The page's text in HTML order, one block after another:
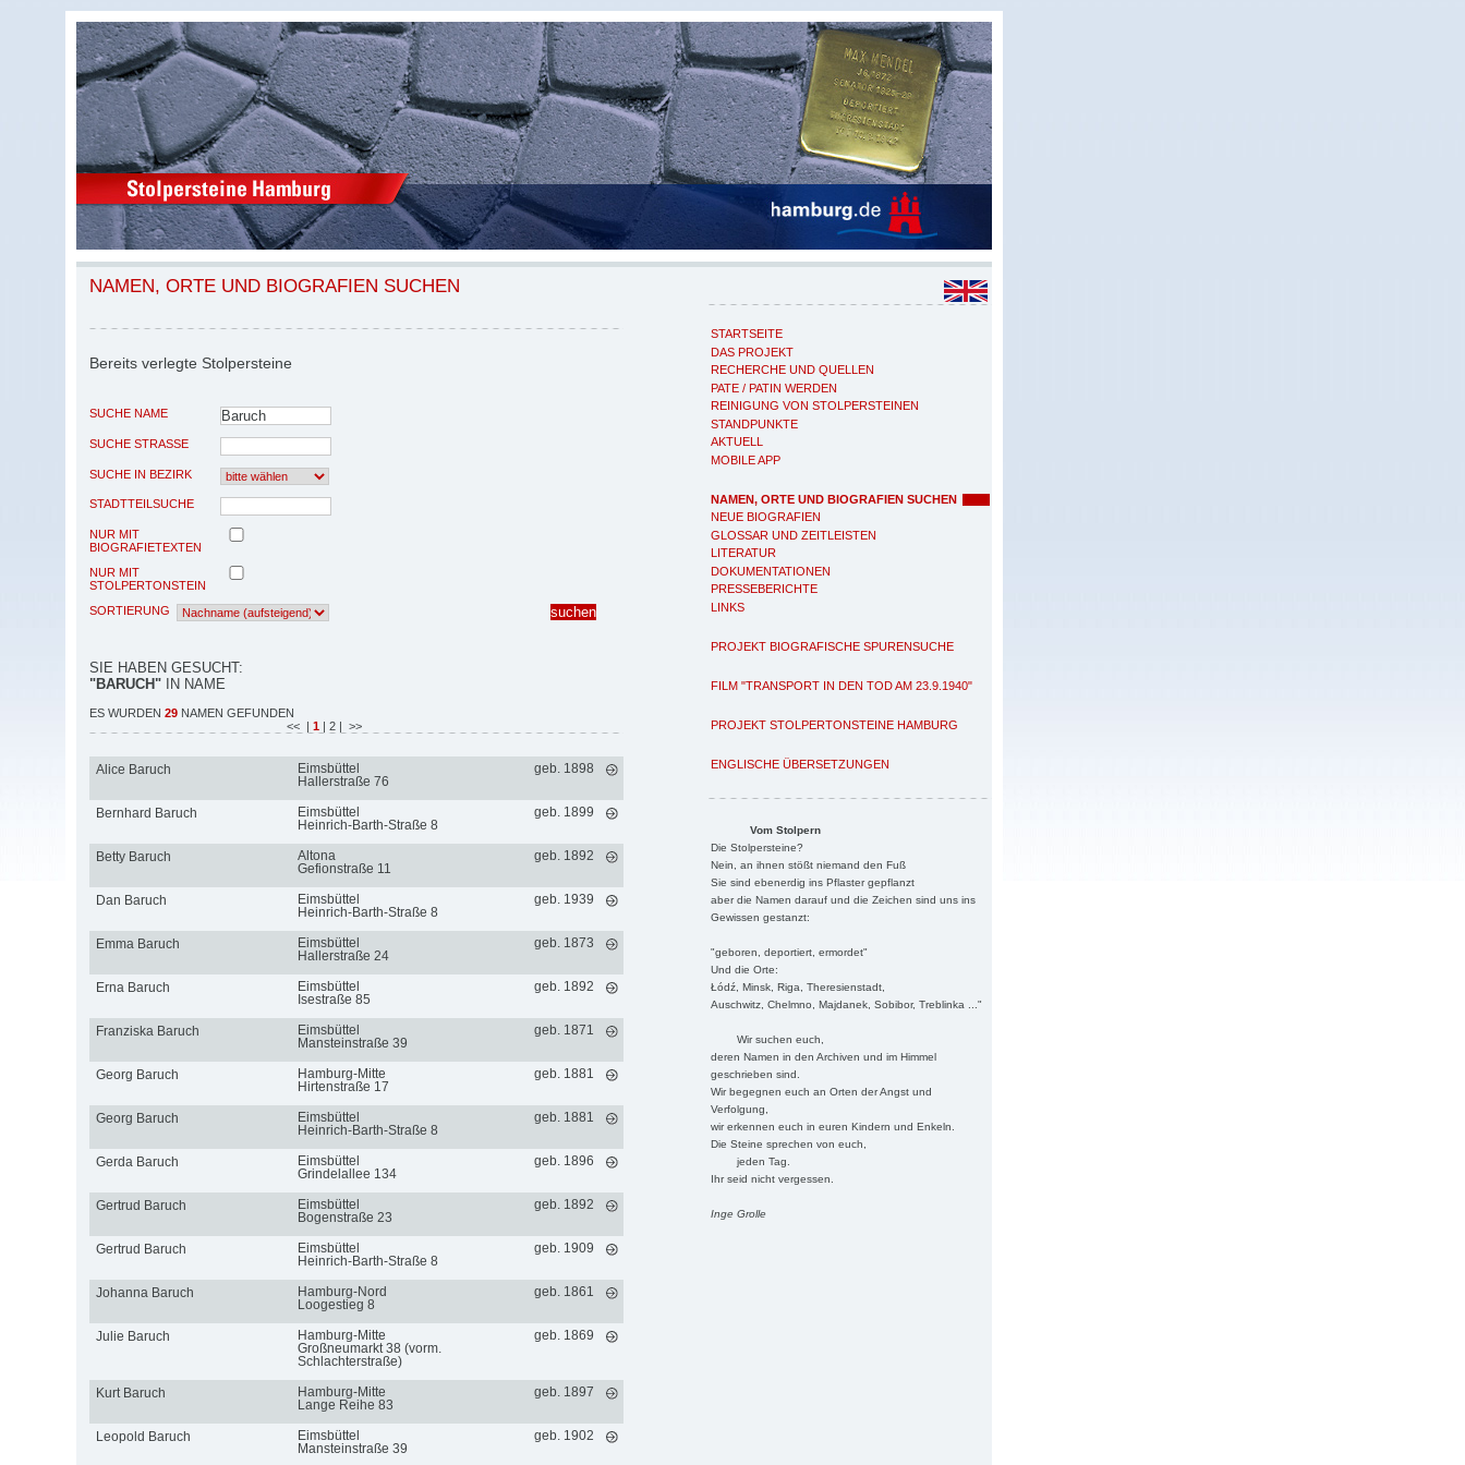
STARTSEITE
DAS PROJEKT
RECHERCHE UND QUELLEN
PATE / PATIN WERDEN
REINIGUNG VON STOLPERSTEINEN
STANDPUNKTE
AKTUELL
MOBILE APP
NAMEN, ORTE UND BIOGRAFIEN SUCHEN
NEUE BIOGRAFIEN
GLOSSAR UND ZEITLEISTEN
LITERATUR
DOKUMENTATIONEN
PRESSEBERICHTE
LINKS
PROJEKT BIOGRAFISCHE SPURENSUCHE
FILM "TRANSPORT IN DEN TOD AM 23.9.1940"
PROJEKT STOLPERTONSTEINE HAMBURG
ENGLISCHE ÜBERSETZUNGEN
Vom Stolpern
Die Stolpersteine?
Nein, an ihnen stößt niemand den Fuß
Sie sind ebenerdig ins Pflaster gepflanzt
aber die Namen darauf und die Zeichen sind uns ins
Gewissen gestanzt:
"geboren, deportiert, ermordet"
Und die Orte:
Łódź, Minsk, Riga, Theresienstadt,
Auschwitz, Chelmno, Majdanek, Sobibor, Treblinka ..."
Wir suchen euch,
deren Namen in den Archiven und im Himmel
geschrieben sind.
Wir begegnen euch an Orten der Angst und
Verfolgung,
wir erkennen euch in euren Kindern und Enkeln.
Die Steine sprechen von euch,
jeden Tag.
Ihr seid nicht vergessen.
Inge Grolle
NAMEN, ORTE UND BIOGRAFIEN SUCHEN
Bereits verlegte Stolpersteine
SUCHE NAME
SUCHE STRASSE
SUCHE IN BEZIRK
STADTTEILSUCHE
NUR MIT
BIOGRAFIETEXTEN
NUR MIT
STOLPERTONSTEIN
SORTIERUNG
SIE HABEN GESUCHT:
"BARUCH" IN NAME
ES WURDEN 29 NAMEN GEFUNDEN
<< | 1 | 2 | >>
Alice Baruch
Eimsbüttel
Hallerstraße 76
geb. 1898
Bernhard Baruch
Eimsbüttel
Heinrich-Barth-Straße 8
geb. 1899
Betty Baruch
Altona
Gefionstraße 11
geb. 1892
Dan Baruch
Eimsbüttel
Heinrich-Barth-Straße 8
geb. 1939
Emma Baruch
Eimsbüttel
Hallerstraße 24
geb. 1873
Erna Baruch
Eimsbüttel
Isestraße 85
geb. 1892
Franziska Baruch
Eimsbüttel
Mansteinstraße 39
geb. 1871
Georg Baruch
Hamburg-Mitte
Hirtenstraße 17
geb. 1881
Georg Baruch
Eimsbüttel
Heinrich-Barth-Straße 8
geb. 1881
Gerda Baruch
Eimsbüttel
Grindelallee 134
geb. 1896
Gertrud Baruch
Eimsbüttel
Bogenstraße 23
geb. 1892
Gertrud Baruch
Eimsbüttel
Heinrich-Barth-Straße 8
geb. 1909
Johanna Baruch
Hamburg-Nord
Loogestieg 8
geb. 1861
Julie Baruch
Hamburg-Mitte
Großneumarkt 38 (vorm.
Schlachterstraße)
geb. 1869
Kurt Baruch
Hamburg-Mitte
Lange Reihe 83
geb. 1897
Leopold Baruch
Eimsbüttel
Mansteinstraße 39
geb. 1902